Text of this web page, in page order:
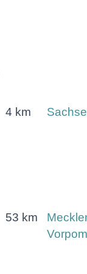
4 km
53 km